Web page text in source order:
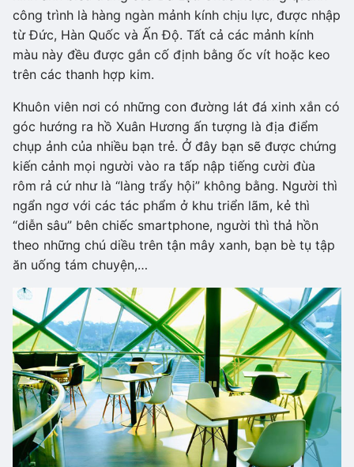
công trình là hàng ngàn mảnh kính chịu lực, được nhập
từ Đức, Hàn Quốc và Ấn Độ. Tất cả các mảnh kính
màu này đều được gắn cố định bằng ốc vít hoặc keo
trên các thanh hợp kim.
Khuôn viên nơi có những con đường lát đá xinh xắn có
góc hướng ra hồ Xuân Hương ấn tượng là địa điểm
chụp ảnh của nhiều bạn trẻ. Ở đây bạn sẽ được chứng
kiến cảnh mọi người vào ra tấp nập tiếng cười đùa
rôm rả cứ như là “làng trẩy hội” không bằng. Người thì
ngẩn ngơ với các tác phẩm ở khu triển lãm, kẻ thì
“diễn sâu” bên chiếc smartphone, người thì thả hồn
theo những chú diều trên tận mây xanh, bạn bè tụ tập
ăn uống tám chuyện,…